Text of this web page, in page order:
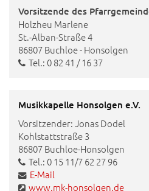
Vorsitzende des
Holzheu Marlene
St.-Alban-Straße 4
86807 Buchloe - Honsolgen
Tel.: 0 82 41 / 16 37
Musikkapelle Honsolgen e.V.
Vorsitzender: Jonas Dodel
Kohlstattstraße 3
86807 Buchloe-Honsolgen
Tel.: 015 11/7 62 27 96
E-Mail
www.mk-honsolgen.de